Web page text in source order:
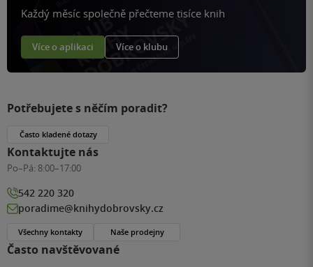
Každý měsíc společně přečteme tisíce knih
Více o aplikaci Více o klubu
Často navštěvované
Potřebujete s něčím poradit?
Často kladené dotazy
Kontaktujte nás
Po–Pá: 8:00–17:00
542 220 320
poradime@knihydobrovsky.cz
Všechny kontakty Naše prodejny